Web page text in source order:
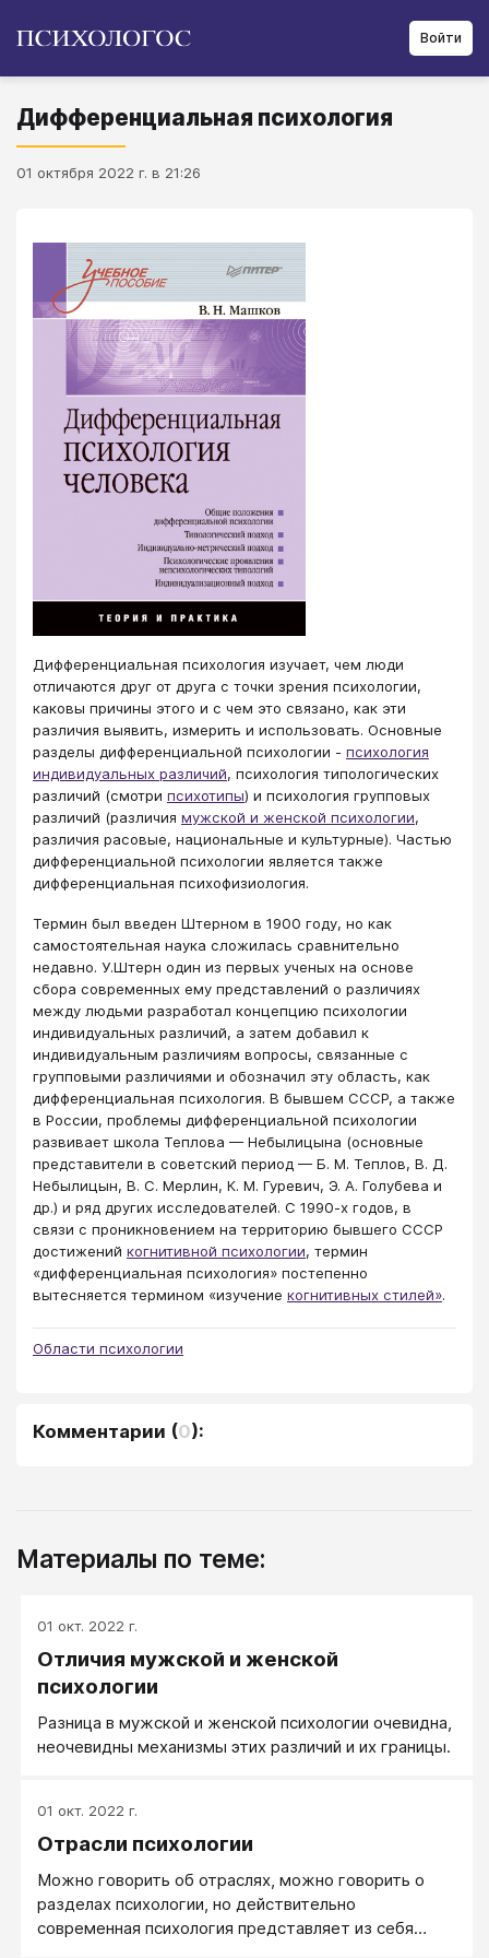
Войти
Дифференциальная психология
01 октября 2022 г. в 21:26
Дифференциальная психология изучает, чем люди
отличаются друг от друга с точки зрения психологии,
каковы причины этого и с чем это связано, как эти
различия выявить, измерить и использовать. Основные
разделы дифференциальной психологии - психология
индивидуальных различий, психология типологических
различий (смотри психотипы) и психология групповых
различий (различия мужской и женской психологии,
различия расовые, национальные и культурные). Частью
дифференциальной психологии является также
дифференциальная психофизиология.
Термин был введен Штерном в 1900 году, но как
самостоятельная наука сложилась сравнительно
недавно. У.Штерн один из первых ученых на основе
сбopа современныx ему представлений о различиях
между людьми разработал концепцию психологии
индивидуальных различий, а затем добавил к
индивидуальным различиям вопросы, связанные с
групповыми различиями и обозначил эту область, как
дифференциальная психология. В бывшем СССР, а также
в России, проблемы дифференциальной психологии
развивает школа Теплова — Небылицына (основные
представители в советский период — Б. М. Теплов, В. Д.
Небылицын, В. С. Мерлин, К. М. Гуревич, Э. А. Голубева и
др.) и ряд других исследователей. С 1990-х годов, в
связи с проникновением на территорию бывшего СССР
достижений когнитивной психологии, термин
«дифференциальная психология» постепенно
вытесняется термином «изучение когнитивных стилей».
Области психологии
Комментарии (0):
Материалы по теме:
01 окт. 2022 г.
Отличия мужской и женской
психологии
Разница в мужской и женской психологии очевидна,
неочевидны механизмы этих различий и их границы.
01 окт. 2022 г.
Отрасли психологии
Можно говорить об отраслях, можно говорить о
разделах психологии, но действительно
современная психология представляет из себя